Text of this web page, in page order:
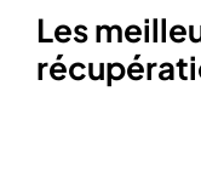
Les